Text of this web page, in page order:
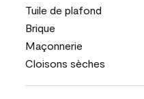
Tuile de plafond
Brique
Maçonnerie
Cloisons sèches